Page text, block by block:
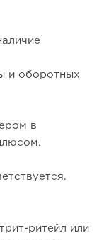
собственной
и оборотных
в
ритейл или